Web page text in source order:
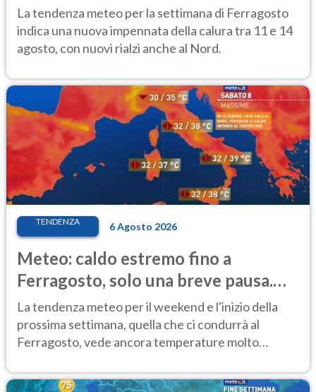
temporale
La tendenza meteo per la settimana di Ferragosto
indica una nuova impennata della calura tra 11 e 14
agosto, con nuovi rialzi anche al Nord.
TENDENZA 6 Agosto 2026
Meteo: caldo estremo fino a
Ferragosto, solo una breve pausa.
Ecco dove
La tendenza meteo per il weekend e l'inizio della
prossima settimana, quella che ci condurrà al
Ferragosto, vede ancora temperature molto